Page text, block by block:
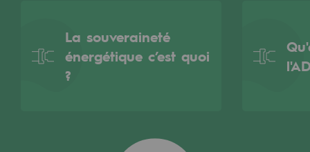
Acteur engagé
Ambition RSE
BE POSITIF, le programme de
La souveraineté
énergétique c’est quoi
?